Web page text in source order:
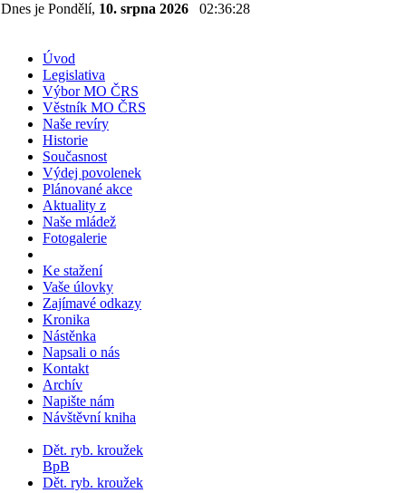
Dnes je Pondělí, 10. srpna 2026 02:36:28
Úvod
Legislativa
Výbor MO ČRS
Věstník MO ČRS
Naše revíry
Historie
Současnost
Výdej povolenek
Plánované akce
Aktuality z
Naše mládež
Fotogalerie
Ke stažení
Vaše úlovky
Zajímavé odkazy
Kronika
Nástěnka
Napsali o nás
Kontakt
Archív
Napište nám
Návštěvní kniha
Dět. ryb. kroužek
BpB
Dět. ryb. kroužek